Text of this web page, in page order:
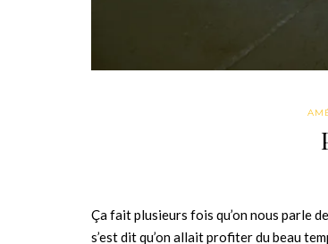
Ça fait plusieurs fois qu’on nous parle
s’est dit qu’on allait profiter du beau